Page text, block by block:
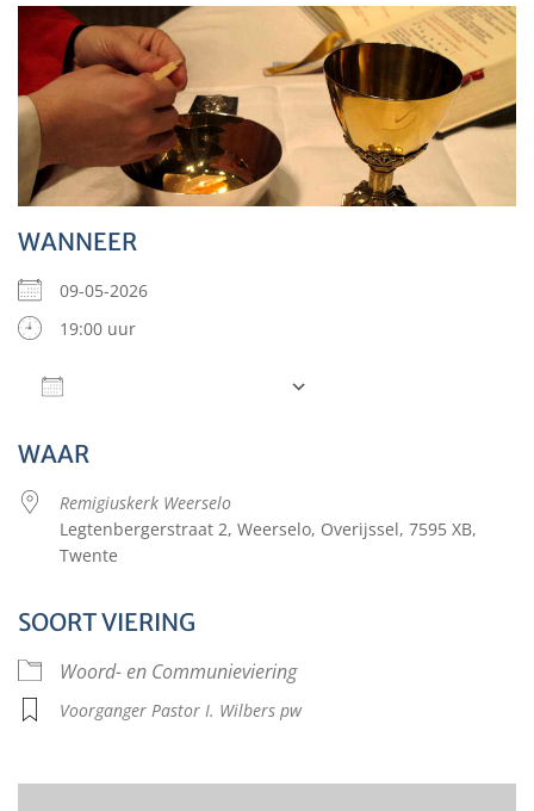
WANNEER
09-05-2026
19:00 uur
WAAR
Remigiuskerk Weerselo
Legtenbergerstraat 2, Weerselo, Overijssel, 7595 XB,
Twente
SOORT VIERING
Woord- en Communieviering
Voorganger Pastor I. Wilbers pw